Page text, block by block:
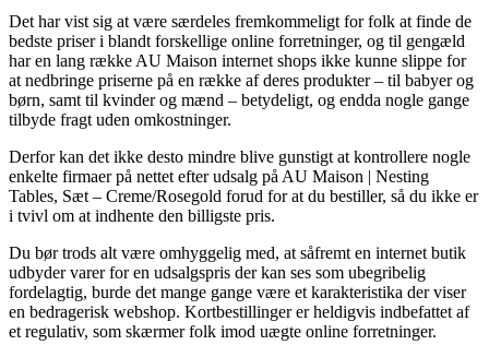
Det har vist sig at være særdeles fremkommeligt for folk at finde de
bedste priser i blandt forskellige online forretninger, og til gengæld
har en lang række AU Maison internet shops ikke kunne slippe for
at nedbringe priserne på en række af deres produkter – til babyer og
børn, samt til kvinder og mænd – betydeligt, og endda nogle gange
tilbyde fragt uden omkostninger.
Derfor kan det ikke desto mindre blive gunstigt at kontrollere nogle
enkelte firmaer på nettet efter udsalg på AU Maison | Nesting
Tables, Sæt – Creme/Rosegold forud for at du bestiller, så du ikke er
i tvivl om at indhente den billigste pris.
Du bør trods alt være omhyggelig med, at såfremt en internet butik
udbyder varer for en udsalgspris der kan ses som ubegribelig
fordelagtig, burde det mange gange være et karakteristika der viser
en bedragerisk webshop. Kortbestillinger er heldigvis indbefattet af
et regulativ, som skærmer folk imod uægte online forretninger.